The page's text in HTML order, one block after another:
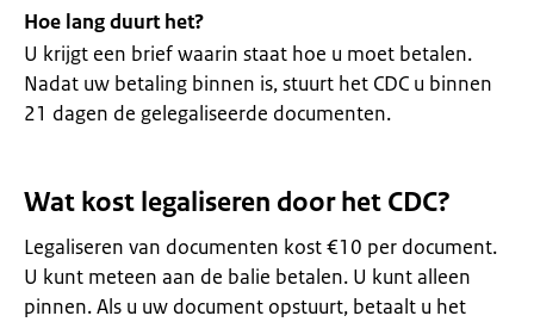
Hoe lang duurt het?
U krijgt een brief waarin staat hoe u moet betalen.
Nadat uw betaling binnen is, stuurt het CDC u binnen
21 dagen de gelegaliseerde documenten.
Wat kost legaliseren door het CDC?
Legaliseren van documenten kost €10 per document.
U kunt meteen aan de balie betalen. U kunt alleen
pinnen. Als u uw document opstuurt, betaalt u het